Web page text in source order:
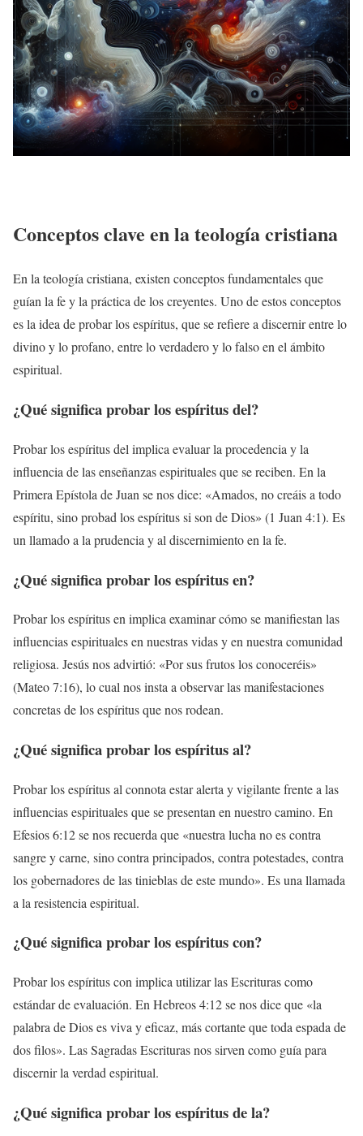
Conceptos clave en la teología cristiana
En la teología cristiana, existen conceptos fundamentales que
guían la fe y la práctica de los creyentes. Uno de estos conceptos
es la idea de probar los espíritus, que se refiere a discernir entre lo
divino y lo profano, entre lo verdadero y lo falso en el ámbito
espiritual.
¿Qué significa probar los espíritus del?
Probar los espíritus del implica evaluar la procedencia y la
influencia de las enseñanzas espirituales que se reciben. En la
Primera Epístola de Juan se nos dice: «Amados, no creáis a todo
espíritu, sino probad los espíritus si son de Dios» (1 Juan 4:1). Es
un llamado a la prudencia y al discernimiento en la fe.
¿Qué significa probar los espíritus en?
Probar los espíritus en implica examinar cómo se manifiestan las
influencias espirituales en nuestras vidas y en nuestra comunidad
religiosa. Jesús nos advirtió: «Por sus frutos los conoceréis»
(Mateo 7:16), lo cual nos insta a observar las manifestaciones
concretas de los espíritus que nos rodean.
¿Qué significa probar los espíritus al?
Probar los espíritus al connota estar alerta y vigilante frente a las
influencias espirituales que se presentan en nuestro camino. En
Efesios 6:12 se nos recuerda que «nuestra lucha no es contra
sangre y carne, sino contra principados, contra potestades, contra
los gobernadores de las tinieblas de este mundo». Es una llamada
a la resistencia espiritual.
¿Qué significa probar los espíritus con?
Probar los espíritus con implica utilizar las Escrituras como
estándar de evaluación. En Hebreos 4:12 se nos dice que «la
palabra de Dios es viva y eficaz, más cortante que toda espada de
dos filos». Las Sagradas Escrituras nos sirven como guía para
discernir la verdad espiritual.
¿Qué significa probar los espíritus de la?